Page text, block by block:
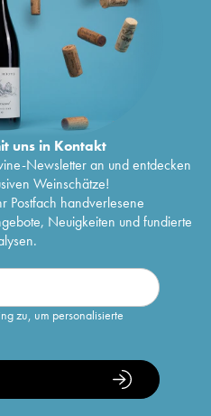
uns in Kontakt
Newsletter an und entdecken
Weinschätze!
Postfach handverlesene
Neuigkeiten und fundierte
zu, um personalisierte